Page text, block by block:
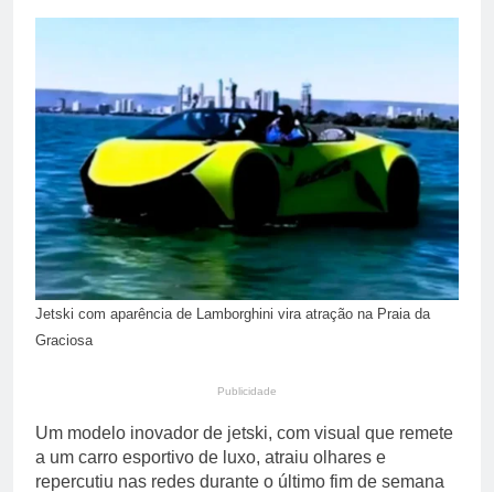
6 Horas Ago
atraso eleva atenção do
mercado internacional
6 Horas Ago
Jetski com aparência de Lamborghini vira atração na Praia da
Graciosa
Publicidade
Um modelo inovador de jetski, com visual que remete
a um carro esportivo de luxo, atraiu olhares e
repercutiu nas redes durante o último fim de semana